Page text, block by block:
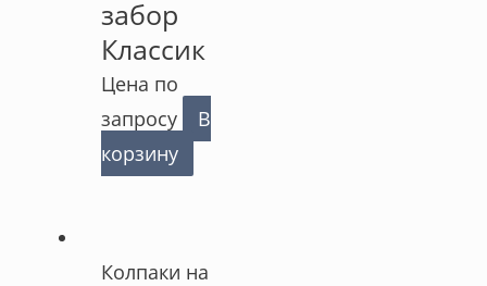
забор
Классик
Цена по
запросу
В
корзину
Колпаки на